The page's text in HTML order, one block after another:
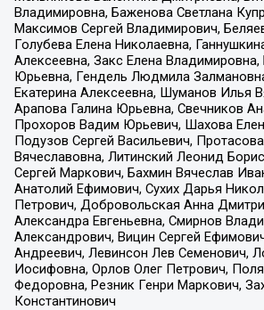
Владимировна, Баженова Светлана
Максимов Сергей Владимирович,
Голубева Елена Николаевна,
Алексеевна, Закс Елена Владимировна,
Юрьевна, Гендель Людмила
Екатерина Алексеевна, Шуманов Илья
Арапова Галина Юрьевна, Свечников
Прохоров Вадим Юрьевич, Шахова
Подузов Сергей Васильевич,
Вячеславовна, Литинский Леонид
Сергей Маркович, Бахмин Вячеслав
Анатолий Ефимович, Сухих Дарья
Петрович, Добровольская Анна
Александра Евгеньевна, Смирнов
Александрович, Вицин Сергей
Андреевич, Левинсон Лев Семенович,
Иосифовна, Орлов Олег Петрович,
Федоровна, Резник Генри Маркович,
Константинович